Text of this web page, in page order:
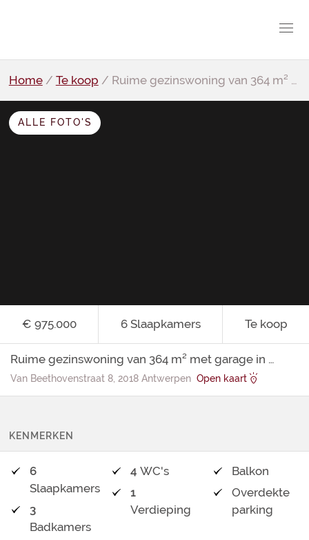
Home / Te koop / Ruime gezinswoning van 364 m² met garage in hartje centrum
ALLE FOTO'S
€ 975.000 6 Slaapkamers Te koop
Ruime gezinswoning van 364 m² met garage in hartje centrum
Van Beethovenstraat 8, 2018 Antwerpen Open kaart
KENMERKEN
6
Slaapkamers
3
Badkamers
4 WC's
1
Verdieping
Balkon
Overdekte
parking